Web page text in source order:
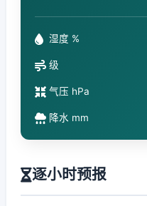
湿度 %
级
气压 hPa
降水 mm
逐小时预报